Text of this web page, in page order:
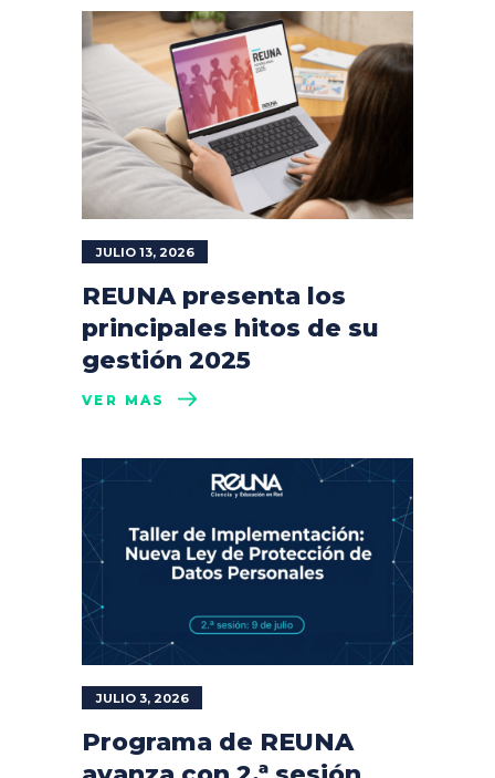
JULIO 13, 2026
REUNA presenta los
principales hitos de su
gestión 2025
VER MÁS
JULIO 3, 2026
Programa de REUNA